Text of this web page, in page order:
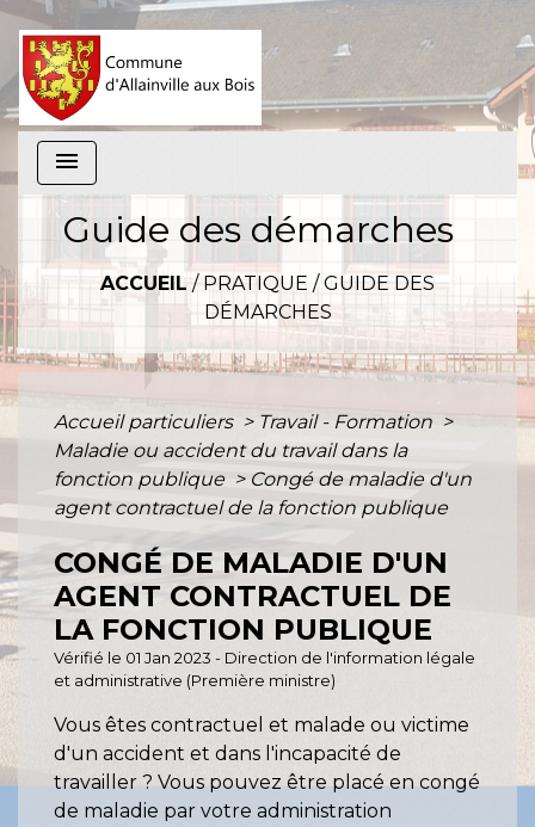
menu
Guide des démarches
ACCUEIL/PRATIQUE /GUIDE DES
DÉMARCHES
Accueil particuliers > Travail - Formation >
Maladie ou accident du travail dans la
fonction publique > Congé de maladie d'un
agent contractuel de la fonction publique
CONGÉ DE MALADIE D'UN
AGENT CONTRACTUEL DE
LA FONCTION PUBLIQUE
Vérifié le 01 Jan 2023 - Direction de l'information légale
et administrative (Première ministre)
Vous êtes contractuel et malade ou victime
d'un accident et dans l'incapacité de
travailler ? Vous pouvez être placé en congé
de maladie par votre administration